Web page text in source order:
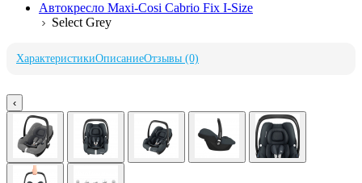
Автокресло Maxi-Cosi Cabrio Fix I-Size
Select Grey
ХарактеристикиОписаниеОтзывы (0)
‹